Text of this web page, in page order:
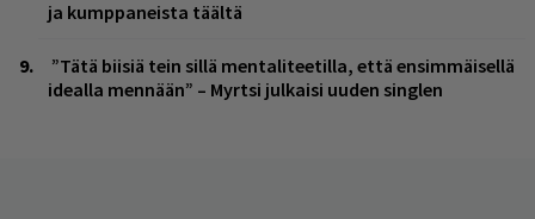
ja kumppaneista täältä
”Tätä biisiä tein sillä mentaliteetilla, että ensimmäisellä
idealla mennään” – Myrtsi julkaisi uuden singlen